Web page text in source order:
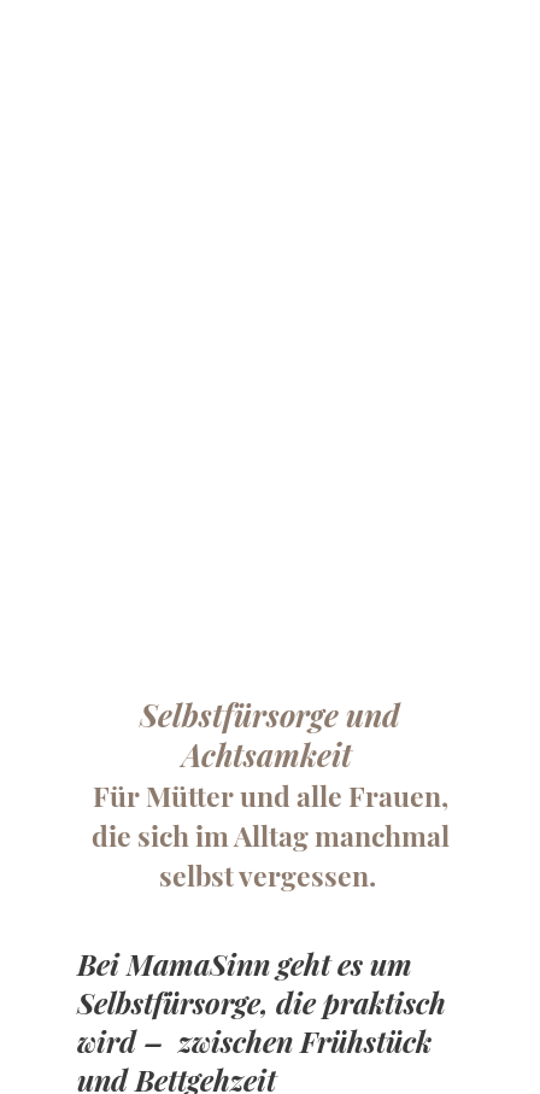
Selbstfürsorge und
Achtsamkeit
Für Mütter und alle Frauen,
die sich im Alltag manchmal
selbst vergessen.
Bei MamaSinn geht es um
Selbstfürsorge, die praktisch
wird – zwischen Frühstück
und Bettgehzeit